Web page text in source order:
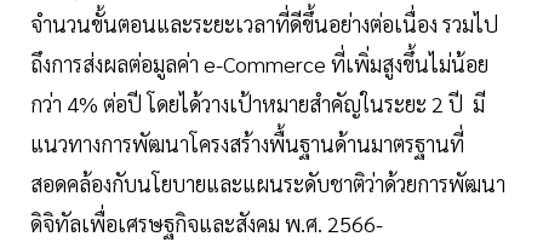
จำนวนขั้นตอนและระยะเวลาที่ดีขึ้นอย่างต่อเนื่อง รวมไป
ถึงการส่งผลต่อมูลค่า e-Commerce ที่เพิ่มสูงขึ้นไม่น้อย
กว่า 4% ต่อปี โดยได้วางเป้าหมายสำคัญในระยะ 2 ปี มี
แนวทางการพัฒนาโครงสร้างพื้นฐานด้านมาตรฐานที่
สอดคล้องกับนโยบายและแผนระดับชาติว่าด้วยการพัฒนา
ดิจิทัลเพื่อเศรษฐกิจและสังคม พ.ศ. 2566-